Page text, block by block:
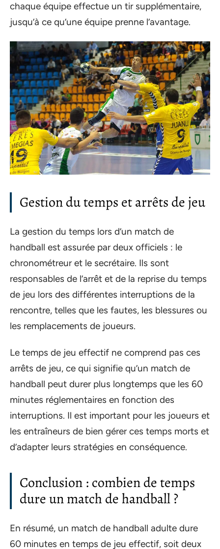
chaque équipe effectue un tir supplémentaire,
jusqu’à ce qu’une équipe prenne l’avantage.
Gestion du temps et arrêts de jeu
La gestion du temps lors d’un match de
handball est assurée par deux officiels : le
chronométreur et le secrétaire. Ils sont
responsables de l’arrêt et de la reprise du temps
de jeu lors des différentes interruptions de la
rencontre, telles que les fautes, les blessures ou
les remplacements de joueurs.
Le temps de jeu effectif ne comprend pas ces
arrêts de jeu, ce qui signifie qu’un match de
handball peut durer plus longtemps que les 60
minutes réglementaires en fonction des
interruptions. Il est important pour les joueurs et
les entraîneurs de bien gérer ces temps morts et
d’adapter leurs stratégies en conséquence.
Conclusion : combien de temps
dure un match de handball ?
En résumé, un match de handball adulte dure
60 minutes en temps de jeu effectif, soit deux